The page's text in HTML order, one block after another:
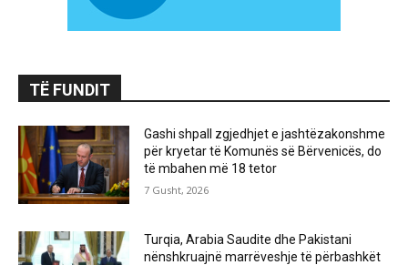
TË FUNDIT
Gashi shpall zgjedhjet e jashtëzakonshme
për kryetar të Komunës së Bërvenicës, do
të mbahen më 18 tetor
7 Gusht, 2026
Turqia, Arabia Saudite dhe Pakistani
nënshkruajnë marrëveshje të përbashkët